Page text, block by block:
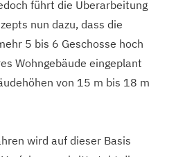
führt die Überarbeitung
nun dazu, dass die
5 bis 6 Geschosse hoch
Wohngebäude eingeplant
von 15 m bis 18 m
wird auf dieser Basis